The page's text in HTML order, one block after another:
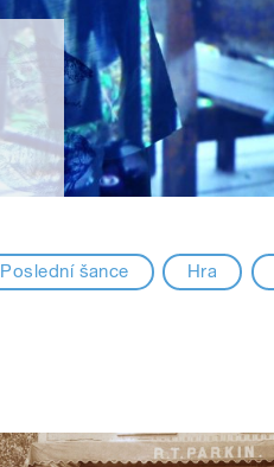
Poslední šance Hra